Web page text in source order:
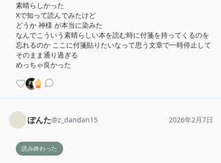
素晴らしかった
Xで知って読んでみたけど
どうか 神様 が本当に染みた
なんでこういう素晴らしい本を読む時に付箋を持ってくるのを
忘れるのか ここに付箋貼りたいなって思う文章で一時停止して
そのまま通り過ぎる
めっちゃ良かった
ぽんた@z_dandan15 2026年2月7日
読み終わった